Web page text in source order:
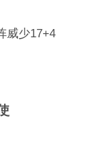
威少17+4